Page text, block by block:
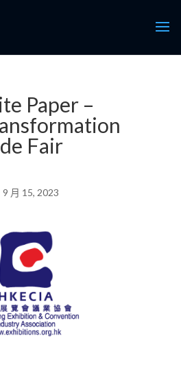
Paper –
Fair
9 月 15, 2023